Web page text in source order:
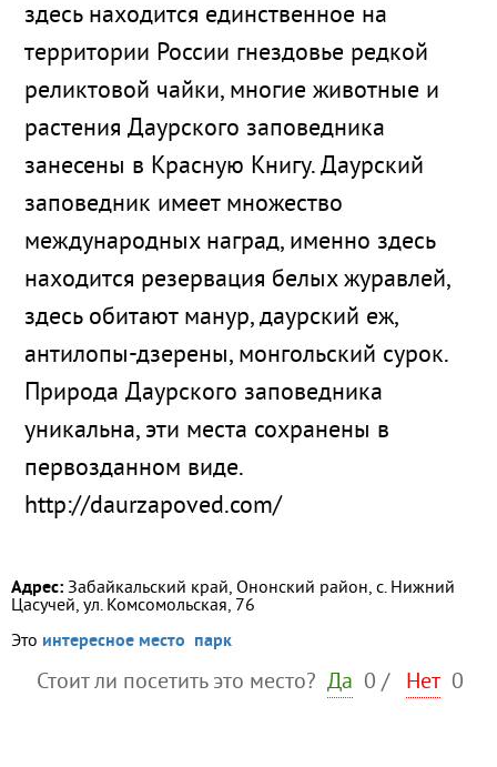
здесь находится единственное на
территории России гнездовье редкой
реликтовой чайки, многие животные и
растения Даурского заповедника
занесены в Красную Книгу. Даурский
заповедник имеет множество
международных наград, именно здесь
находится резервация белых журавлей,
здесь обитают манур, даурский еж,
антилопы-дзерены, монгольский сурок.
Природа Даурского заповедника
уникальна, эти места сохранены в
первозданном виде.
http://daurzapoved.com/
Адрес: Забайкальский край, Ононский район, с. Нижний
Цасучей, ул. Комсомольская, 76
Это интересное место парк
Стоит ли посетить это место? Да 0 / Нет 0